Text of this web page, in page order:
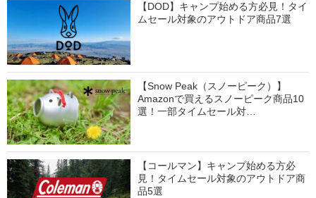
【DOD】キャンプ始める方必見！タイ
ムセール対象のアウトドア商品7選
【Snow Peak（スノーピーク）】
Amazonで買えるスノーピーク商品10
選！一部タイムセール対…
【コールマン】キャンプ始める方必
見！タイムセール対象のアウトドア商
品5選